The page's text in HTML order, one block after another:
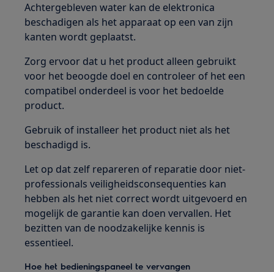
Achtergebleven water kan de elektronica
beschadigen als het apparaat op een van zijn
kanten wordt geplaatst.
Zorg ervoor dat u het product alleen gebruikt
voor het beoogde doel en controleer of het een
compatibel onderdeel is voor het bedoelde
product.
Gebruik of installeer het product niet als het
beschadigd is.
Let op dat zelf repareren of reparatie door niet-
professionals veiligheidsconsequenties kan
hebben als het niet correct wordt uitgevoerd en
mogelijk de garantie kan doen vervallen. Het
bezitten van de noodzakelijke kennis is
essentieel.
Hoe het bedieningspaneel te vervangen